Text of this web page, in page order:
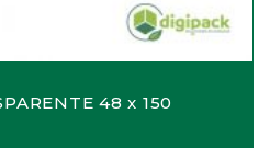
48 x 150